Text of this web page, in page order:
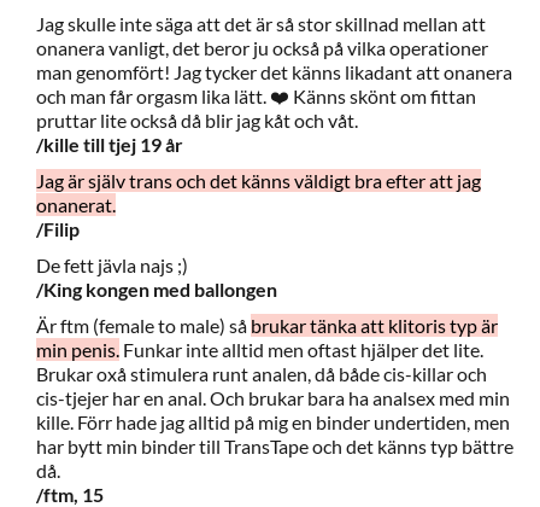
Jag skulle inte säga att det är så stor skillnad mellan att
onanera vanligt, det beror ju också på vilka operationer
man genomfört! Jag tycker det känns likadant att onanera
och man får orgasm lika lätt. ❤️ Känns skönt om fittan
pruttar lite också då blir jag kåt och våt.
/kille till tjej 19 år
Jag är själv trans och det känns väldigt bra efter att jag
onanerat.
/Filip
De fett jävla najs ;)
/King kongen med ballongen
Är ftm (female to male) så brukar tänka att klitoris typ är
min penis. Funkar inte alltid men oftast hjälper det lite.
Brukar oxå stimulera runt analen, då både cis-killar och
cis-tjejer har en anal. Och brukar bara ha analsex med min
kille. Förr hade jag alltid på mig en binder undertiden, men
har bytt min binder till TransTape och det känns typ bättre
då.
/ftm, 15